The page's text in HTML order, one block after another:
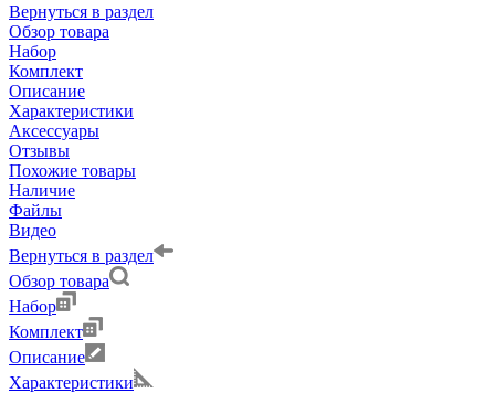
Вернуться в раздел
Обзор товара
Набор
Комплект
Описание
Характеристики
Аксессуары
Отзывы
Похожие товары
Наличие
Файлы
Видео
Вернуться в раздел
Обзор товара
Набор
Комплект
Описание
Характеристики